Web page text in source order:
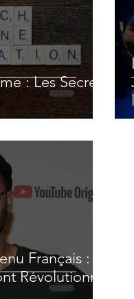
: Les Secrets
Français :
Révolutionné